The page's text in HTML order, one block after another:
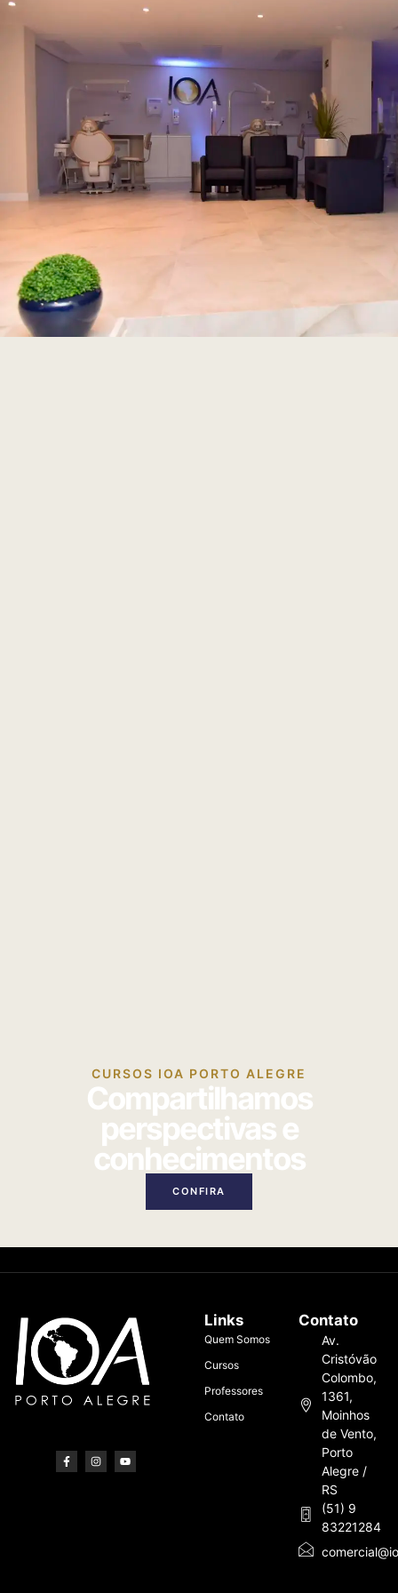
CURSOS IOA PORTO ALEGRE
Compartilhamos
perspectivas e
conhecimentos
CONFIRA
Links
Quem Somos
Cursos
Professores
Contato
Contato
Av.
Cristóvão
Colombo,
1361,
Moinhos
de Vento,
Porto
Alegre /
RS
(51) 9
83221284